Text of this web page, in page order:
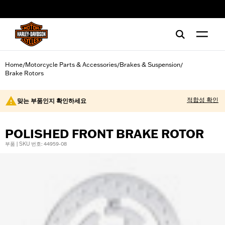
Home/Motorcycle Parts & Accessories/Brakes & Suspension/
Brake Rotors
맞는 부품인지 확인하세요 적합성 확인
POLISHED FRONT BRAKE ROTOR
부품 | SKU 번호: 44959-08